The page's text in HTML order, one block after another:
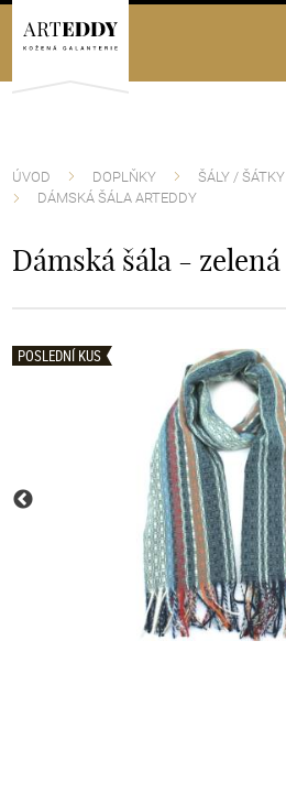
ÚVOD DOPLŇKY ŠÁLY / ŠÁTKY
DÁMSKÁ ŠÁLA ARTEDDY
Dámská šála - zelená
POSLEDNÍ KUS
POSLEDNÍ KUS
POSLEDNÍ KUS
POSLEDNÍ KUS
POSLEDNÍ KUS
POSLEDNÍ KUS
POSLEDNÍ KUS